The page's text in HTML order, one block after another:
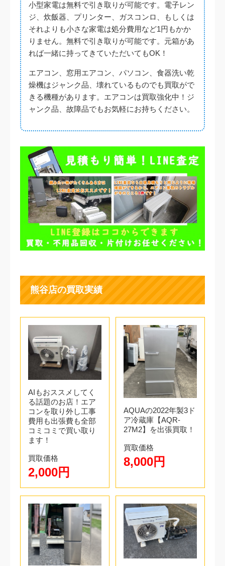
エアコンの室内機に貼ってある製品シールに【製造年
式】と【型番】がありますので、こちらをチェックし
てください。
お電話、LINE、メールフォームからお問い合わせくだ
さい。買取価格の目安を出させて頂きます。その時
に、エアコンの設置環境について伺うので実際にエア
コンが目の前にあるとスムーズです。
3.日程の調整
を最優先します。お急ぎの方は最短即日も可能です。
4.出張買取・お支払い
電気工事の資格を持ったスタッフがお伺いし、取り外
し工事を行います。買取価格は現地現金払いになりま
すので、その場で査定、取り外し、買取価格を現金で
お渡しします。
本庄市
鴻巣時
吉見町
嵐山町
その他近隣地域
小型家電は無料で引き取りが可能です。電子レン
ジ、炊飯器、プリンター、ガスコンロ、もしくは
それよりも小さな家電は処分費用など1円もかか
りません。無料で引き取りが可能です。元箱があ
れば一緒に持ってきていただいてもOK！
エアコン、窓用エアコン、パソコン、食器洗い乾
燥機はジャンク品、壊れているものでも買取がで
きる機種があります。エアコンは買取強化中！ジ
ャンク品、故障品でもお気軽にお持ちください。
熊谷店の買取実績
AIもおススメしてく
る話題のお店！エア
コンを取り外し工事
費用も出張費も全部
コミコミで買い取り
ます！
買取価格
2,000円
AQUAの2022年製3ド
ア冷蔵庫【AQR-
27M2】を出張買取！
買取価格
8,000円